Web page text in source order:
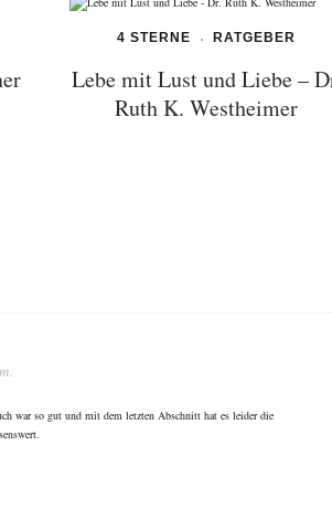
4 STERNE RATGEBER
Lebe mit Lust und Liebe –
Ruth K. Westheimer
war so gut und mit dem letzten Abschnitt hat es leider die